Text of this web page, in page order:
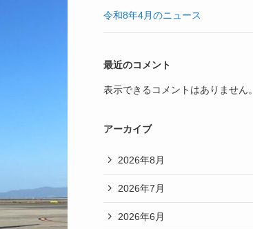
令和8年4月のニュース
最近のコメント
表示できるコメントはありません。
アーカイブ
2026年8月
2026年7月
2026年6月